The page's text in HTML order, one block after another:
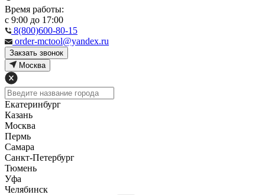
Время работы:
с 9:00 до 17:00
8(800)600-80-15
order-mctool@yandex.ru
Закзать звонок
Москва
Екатеринбург
Казань
Москва
Пермь
Самара
Санкт-Петербург
Тюмень
Уфа
Челябинск